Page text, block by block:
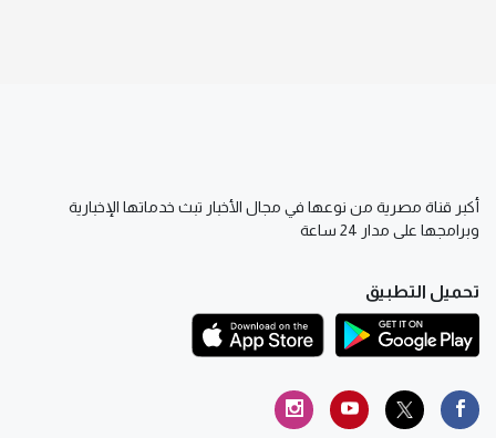
أكبر قناة مصرية من نوعها في مجال الأخبار تبث خدماتها الإخبارية
وبرامجها على مدار 24 ساعة
تحميل التطبيق